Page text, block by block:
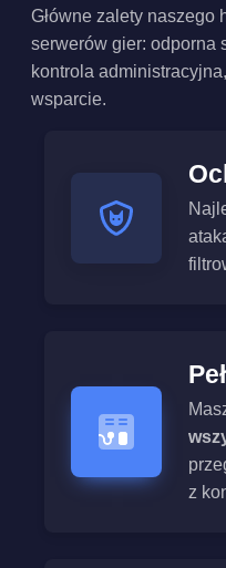
Główne zalety naszego
serwerów gier: odporna
kontrola
wsparcie.
z